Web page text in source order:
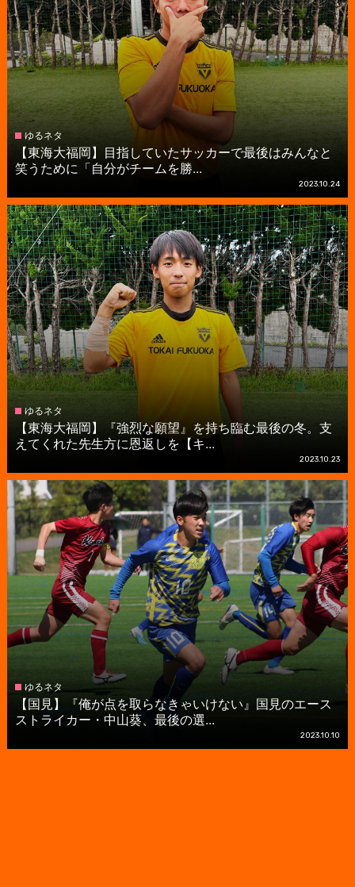
ゆるネタ
【東海大福岡】目指していたサッカーで最後はみんなと
笑うために「自分がチームを勝...
2023.10.24
ゆるネタ
【東海大福岡】『強烈な願望』を持ち臨む最後の冬。支
えてくれた先生方に恩返しを【キ...
2023.10.23
ゆるネタ
【国見】『俺が点を取らなきゃいけない』国見のエース
ストライカー・中山葵、最後の選...
2023.10.10